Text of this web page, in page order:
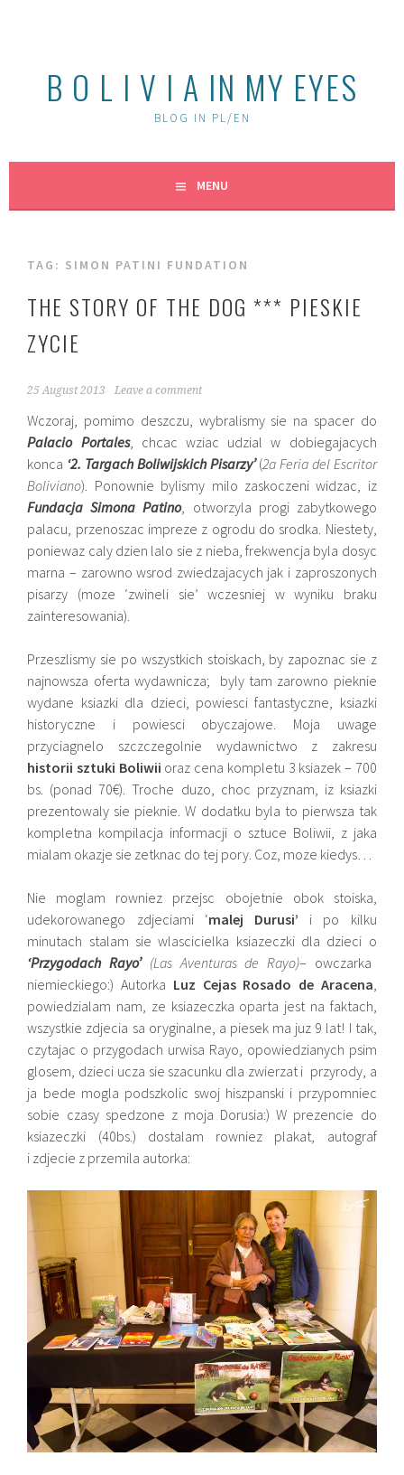
B O L I V I A IN MY EYES
BLOG IN PL/EN
MENU
TAG: SIMON PATINI FUNDATION
THE STORY OF THE DOG *** PIESKIE
ZYCIE
25 August 2013 Leave a comment
Wczoraj, pomimo deszczu, wybralismy sie na spacer do
Palacio Portales, chcac wziac udzial w dobiegajacych
konca ‘2. Targach Boliwijskich Pisarzy’(2a Feria del Escritor
Boliviano). Ponownie bylismy milo zaskoczeni widzac, iz
Fundacja Simona Patino, otworzyla progi zabytkowego
palacu, przenoszac impreze z ogrodu do srodka. Niestety,
poniewaz caly dzien lalo sie z nieba, frekwencja byla dosyc
marna – zarowno wsrod zwiedzajacych jak i zaproszonych
pisarzy (moze ‘zwineli sie’ wczesniej w wyniku braku
zainteresowania).
Przeszlismy sie po wszystkich stoiskach, by zapoznac sie z
najnowsza oferta wydawnicza; byly tam zarowno pieknie
wydane ksiazki dla dzieci, powiesci fantastyczne, ksiazki
historyczne i powiesci obyczajowe. Moja uwage
przyciagnelo szczczegolnie wydawnictwo z zakresu
historii sztuki Boliwii oraz cena kompletu 3 ksiazek – 700
bs. (ponad 70€). Troche duzo, choc przyznam, iz ksiazki
prezentowaly sie pieknie. W dodatku byla to pierwsza tak
kompletna kompilacja informacji o sztuce Boliwii, z jaka
mialam okazje sie zetknac do tej pory. Coz, moze kiedys…
Nie moglam rowniez przejsc obojetnie obok stoiska,
udekorowanego zdjeciami ‘malej Durusi’ i po kilku
minutach stalam sie wlascicielka ksiazeczki dla dzieci o
‘Przygodach Rayo’(Las Aventuras de Rayo)– owczarka
niemieckiego:) Autorka Luz Cejas Rosado de Aracena,
powiedzialam nam, ze ksiazeczka oparta jest na faktach,
wszystkie zdjecia sa oryginalne, a piesek ma juz 9 lat! I tak,
czytajac o przygodach urwisa Rayo, opowiedzianych psim
glosem, dzieci ucza sie szacunku dla zwierzat i przyrody, a
ja bede mogla podszkolic swoj hiszpanski i przypomniec
sobie czasy spedzone z moja Dorusia:) W prezencie do
ksiazeczki (40bs.) dostalam rowniez plakat, autograf
i zdjecie z przemila autorka: